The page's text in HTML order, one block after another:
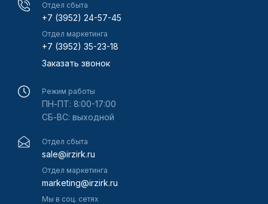
Отдел сбыта
+7 (3952) 24-57-45
Отдел маркетинга
+7 (3952) 35-23-18
Заказать звонок
Режим работы
ПН-ПТ: 8:00-17:00
СБ-ВС: выходной
Отдел сбыта
sale@irzirk.ru
Отдел маркетинга
marketing@irzirk.ru
Мы в соц. сетях